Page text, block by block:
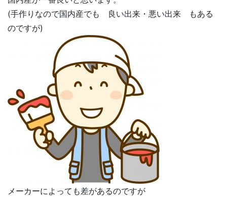
(手作りなので国内産でも 良い出来・悪い出来 もある
のですが)
メーカーによっても差があるのですが